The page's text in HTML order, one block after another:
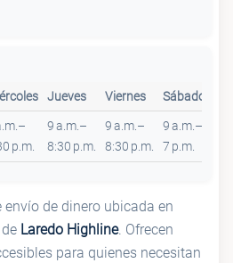
Jueves Viernes Sábado
p.m.
9 a.m.–
8:30 p.m.
9 a.m.–
8:30 p.m.
9 a.m.–
7 p.m.
de dinero ubicada en
Laredo Highline. Ofrecen
para quienes necesitan